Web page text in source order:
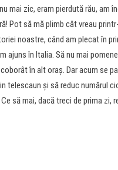
mai zic, eram pierdută rău, am
Pot să mă plimb cât vreau
noastre, când am plecat în
ajuns în Italia. Să nu mai
în alt oraș. Dar acum se
telescaun și să reduc numărul
să mai, dacă treci de prima zi,